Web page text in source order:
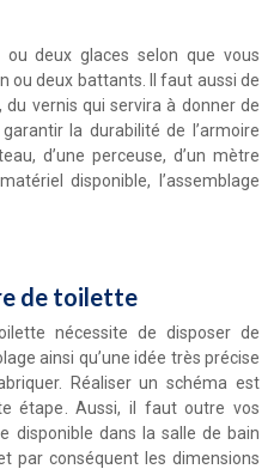
ou deux glaces selon que vous
ou deux battants. Il faut aussi de
du vernis qui servira à donner de
la durabilité de l’armoire
d’une perceuse, d’un mètre
disponible, l’assemblage
de toilette
nécessite de disposer de
ainsi qu’une idée très précise
Réaliser un schéma est
étape. Aussi, il faut outre vos
disponible dans la salle de bain
par conséquent les dimensions